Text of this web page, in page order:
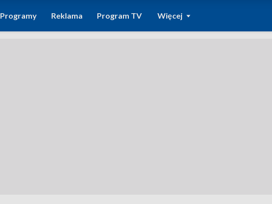
Programy Reklama Program TV Więcej